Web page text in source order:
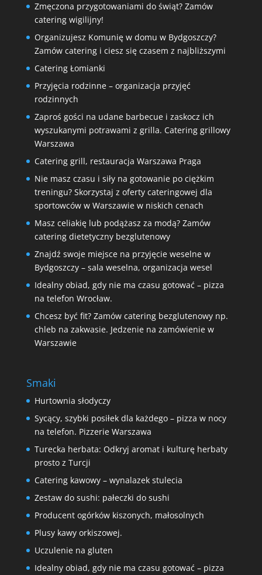
Zmęczona przygotowaniami do świąt? Zamów
catering wigilijny!
Organizujesz Komunię w domu w Bydgoszczy?
Zamów catering i ciesz się czasem z najbliższymi
Catering Łomianki
Przyjęcia rodzinne – organizacja przyjęć
rodzinnych
Zaproś gości na udane barbecue i zaskocz ich
wyszukanymi potrawami z grilla. Catering grillowy
Warszawa
Catering grill, restauracja Warszawa Praga
Nie masz czasu i siły na gotowanie po ciężkim
treningu? Skorzystaj z oferty cateringowej dla
sportowców w Warszawie w niskich cenach
Masz celiakię lub podążasz za modą? Zamów
catering dietetyczny bezglutenowy
Znajdź swoje miejsce na przyjęcie weselne w
Bydgoszczy – sala weselna, organizacja wesel
Idealny obiad, gdy nie ma czasu gotować – pizza
na telefon Wrocław.
Chcesz być fit? Zamów catering bezglutenowy np.
chleb na zakwasie. Jedzenie na zamówienie w
Warszawie
Smaki
Hurtownia słodyczy
Sycący, szybki posiłek dla każdego – pizza w nocy
na telefon. Pizzerie Warszawa
Turecka herbata: Odkryj aromat i kulturę herbaty
prosto z Turcji
Catering kawowy – wynalazek stulecia
Zestaw do sushi: pałeczki do sushi
Producent ogórków kiszonych, małosolnych
Plusy kawy orkiszowej.
Uczulenie na gluten
Idealny obiad, gdy nie ma czasu gotować – pizza